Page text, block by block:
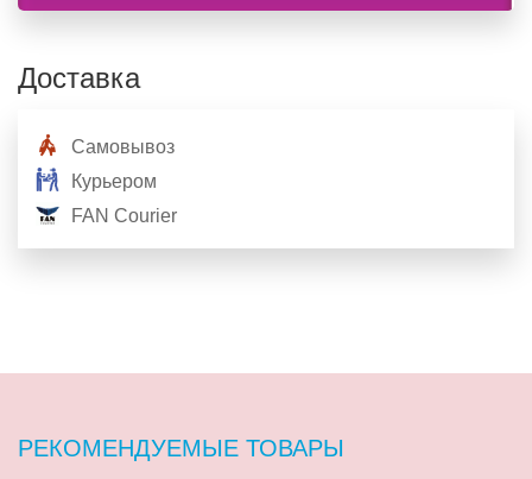
Доставка
Самовывоз
Курьером
FAN Courier
РЕКОМЕНДУЕМЫЕ ТОВАРЫ